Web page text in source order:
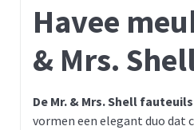
Havee
& Mrs.
De Mr. & Mrs. Shell fauteuils
vormen een elegant duo dat